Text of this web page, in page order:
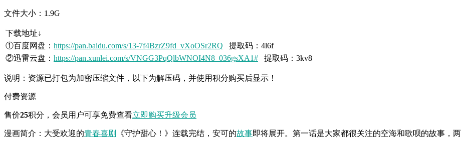
文件大小：1.9G
下载地址↓
①百度网盘： https://pan.baidu.com/s/13-7f4BzrZ9fd_vXoOSr2RQ 提取码：4l6f
②迅雷云盘： https://pan.xunlei.com/s/VNGG3PqQlbWNOI4N8_036gsXA1# 提取码：3kv8
说明：资源已打包为加密压缩文件，以下为解压码，并使用积分购买后显示！
付费资源
售价25积分 ，会员用户可享免费查看立即购买升级会员
漫画简介：大受欢迎的青春喜剧 《守护甜心！》连载完结，安可的故事即将展开。第一话是大家都很关注的空海和歌呗的故事，